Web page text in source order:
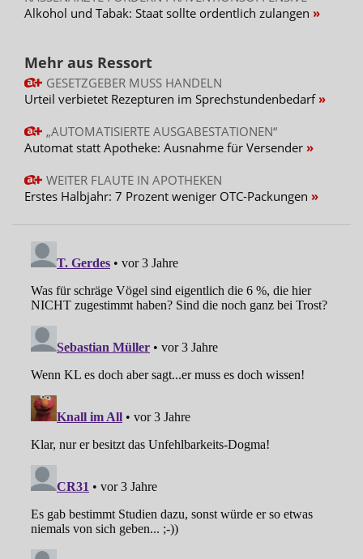
Alkohol und Tabak: Staat sollte ordentlich zulangen
Mehr aus Ressort
GESETZGEBER MUSS HANDELN
Urteil verbietet Rezepturen im Sprechstundenbedarf
„AUTOMATISIERTE AUSGABESTATIONEN“
Automat statt Apotheke: Ausnahme für Versender
WEITER FLAUTE IN APOTHEKEN
Erstes Halbjahr: 7 Prozent weniger OTC-Packungen